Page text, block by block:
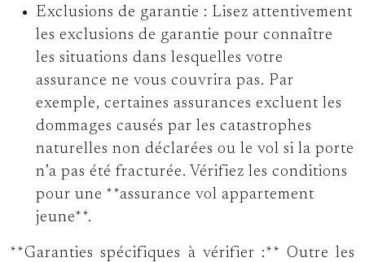
Exclusions de garantie : Lisez attentivement
les exclusions de garantie pour connaître
les situations dans lesquelles votre
assurance ne vous couvrira pas. Par
exemple, certaines assurances excluent les
dommages causés par les catastrophes
naturelles non déclarées ou le vol si la porte
n’a pas été fracturée. Vérifiez les conditions
pour une **assurance vol appartement
jeune**.
**Garanties spécifiques à vérifier :** Outre les